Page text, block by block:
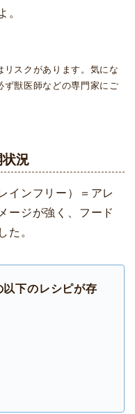
。
リスクがあります。気にな
ず獣医師などの専門家にご
況
インフリー）＝アレ
ージが強く、フード
た。
下のレシピが存